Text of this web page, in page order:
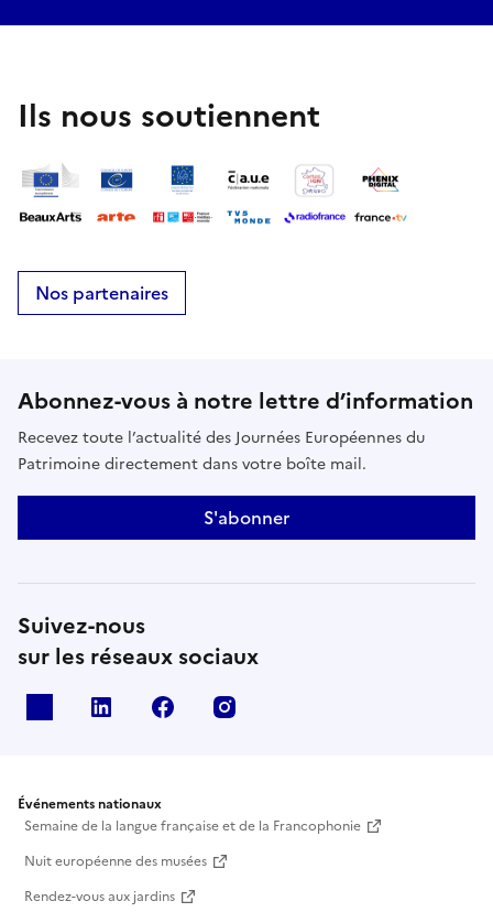
Ils nous soutiennent
Nos partenaires
Abonnez-vous à notre lettre d’information
Recevez toute l’actualité des Journées Européennes du
Patrimoine directement dans votre boîte mail.
S'abonner
Suivez-nous
sur les réseaux sociaux
Linkedin Facebook
Événements nationaux
Semaine de la langue française et de la Francophonie
Nuit européenne des musées
Rendez-vous aux jardins